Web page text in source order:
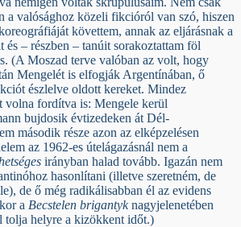
a valósághoz közeli fikcióról van szó, hiszen
követtem, annak az eljárásnak a
és – részben – tanúit sorakoztattam föl
(A Moszad terve valóban az volt, hogy
Mengelét is elfogják Argentínában, ő
észlelve oldott kereket. Mindez
volna fordítva is: Mengele kerül
bujdosik évtizedeken át Dél-
második része azon az elképzelésen
az 1962-es útelágazásnál nem a
irányban halad tovább. Igazán nem
hasonlítani (illetve szeretném, de
de ő még radikálisabban él az evidens
a Becstelen brigantyknagyjelenetében
tolja helyre a kizökkent időt.)